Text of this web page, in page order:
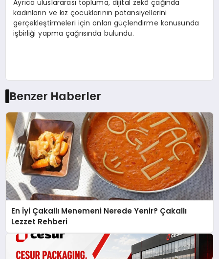
Ayrıca uluslararası topluma, dijital zekâ çağında
kadınların ve kız çocuklarının potansiyellerini
gerçekleştirmeleri için onları güçlendirme konusunda
işbirliği yapma çağrısında bulundu.
Benzer Haberler
En İyi Çakallı Menemeni Nerede Yenir? Çakallı
Lezzet Rehberi